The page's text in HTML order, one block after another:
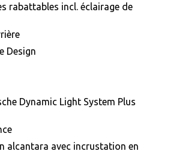
rabattables incl. éclairage de
Design
Dynamic Light System Plus
alcantara avec incrustation en